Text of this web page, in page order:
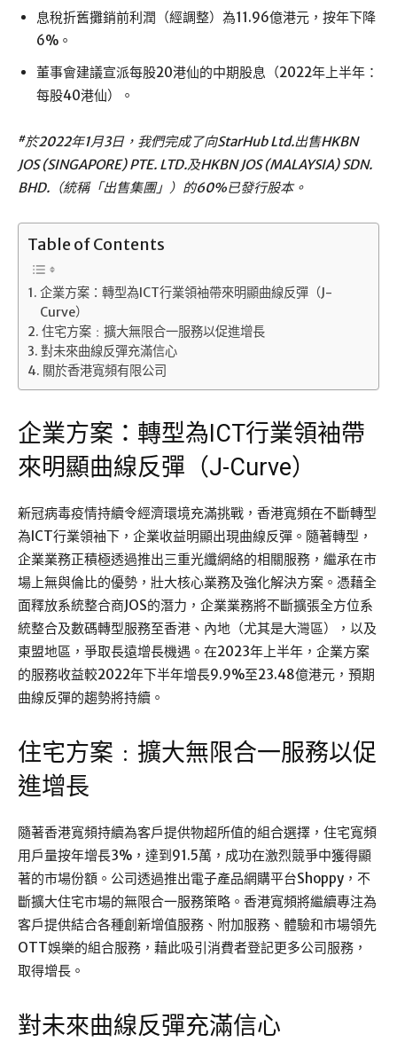
息稅折舊攤銷前利潤（經調整）為11.96億港元，按年下降
6%。
董事會建議宣派每股20港仙的中期股息（2022年上半年：
每股40港仙）。
#於2022年1月3日，我們完成了向StarHub Ltd.出售HKBN
JOS (SINGAPORE) PTE. LTD.及HKBN JOS (MALAYSIA) SDN.
BHD.（統稱「出售集團」）的60%已發行股本。
Table of Contents
企業方案：轉型為ICT行業領袖帶來明顯曲線反彈（J-
Curve）
住宅方案﹕擴大無限合一服務以促進增長
對未來曲線反彈充滿信心
關於香港寬頻有限公司
企業方案：轉型為ICT行業領袖帶
來明顯曲線反彈（J-Curve）
新冠病毒疫情持續令經濟環境充滿挑戰，香港寬頻在不斷轉型
為ICT行業領袖下，企業收益明顯出現曲線反彈。隨著轉型，
企業業務正積極透過推出三重光纖網絡的相關服務，繼承在市
場上無與倫比的優勢，壯大核心業務及強化解決方案。憑藉全
面釋放系統整合商JOS的潛力，企業業務將不斷擴張全方位系
統整合及數碼轉型服務至香港、內地（尤其是大灣區），以及
東盟地區，爭取長遠增長機遇。在2023年上半年，企業方案
的服務收益較2022年下半年增長9.9%至23.48億港元，預期
曲線反彈的趨勢將持續。
住宅方案﹕擴大無限合一服務以促
進增長
隨著香港寬頻持續為客戶提供物超所值的組合選擇，住宅寬頻
用戶量按年增長3%，達到91.5萬，成功在激烈競爭中獲得顯
著的市場份額。公司透過推出電子產品網購平台Shoppy，不
斷擴大住宅市場的無限合一服務策略。香港寬頻將繼續專注為
客戶提供結合各種創新增值服務、附加服務、體驗和市場領先
OTT娛樂的組合服務，藉此吸引消費者登記更多公司服務，
取得增長。
對未來曲線反彈充滿信心